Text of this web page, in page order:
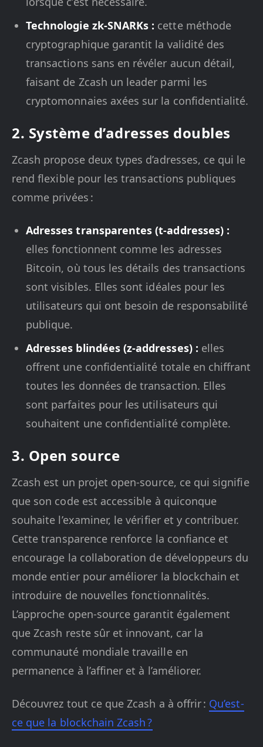
Technologie zk-SNARKs : cette méthode
cryptographique garantit la validité des
transactions sans en révéler aucun détail,
faisant de Zcash un leader parmi les
cryptomonnaies axées sur la confidentialité.
2. Système d’adresses doubles
Zcash propose deux types d’adresses, ce qui le
rend flexible pour les transactions publiques
comme privées :
Adresses transparentes (t-addresses) :
elles fonctionnent comme les adresses
Bitcoin, où tous les détails des transactions
sont visibles. Elles sont idéales pour les
utilisateurs qui ont besoin de responsabilité
publique.
Adresses blindées (z-addresses) : elles
offrent une confidentialité totale en chiffrant
toutes les données de transaction. Elles
sont parfaites pour les utilisateurs qui
souhaitent une confidentialité complète.
3. Open source
Zcash est un projet open-source, ce qui signifie
que son code est accessible à quiconque
souhaite l’examiner, le vérifier et y contribuer.
Cette transparence renforce la confiance et
encourage la collaboration de développeurs du
monde entier pour améliorer la blockchain et
introduire de nouvelles fonctionnalités.
L’approche open-source garantit également
que Zcash reste sûr et innovant, car la
communauté mondiale travaille en
permanence à l’affiner et à l’améliorer.
Découvrez tout ce que Zcash a à offrir : Qu’est-
ce que la blockchain Zcash ?